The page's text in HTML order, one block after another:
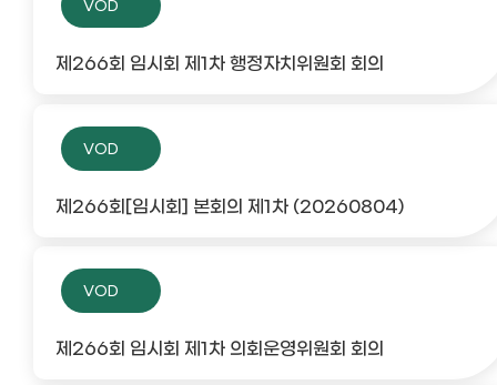
VOD
제266회 임시회 제1차 행정자치위원회 회의
VOD
제266회[임시회] 본회의 제1차 (20260804)
VOD
제266회 임시회 제1차 의회운영위원회 회의